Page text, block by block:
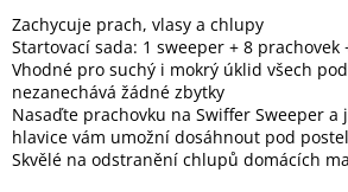
Inpraise
Kamerové
systémy
MILESIGHT
Doprodej
Zachycuje prach, vlasy a chlupy
Startovací sada: 1 sweeper + 8
Vhodné pro suchý i mokrý úklid všech
nezanechává žádné zbytky
Nasaďte prachovku na Swiffer Sweeper a
hlavice vám umožní dosáhnout pod
Skvělé na odstranění chlupů domácích